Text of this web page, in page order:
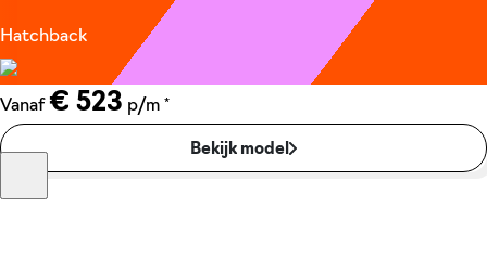
Hatchback
Vanaf € 523 p/m *
Bekijk model